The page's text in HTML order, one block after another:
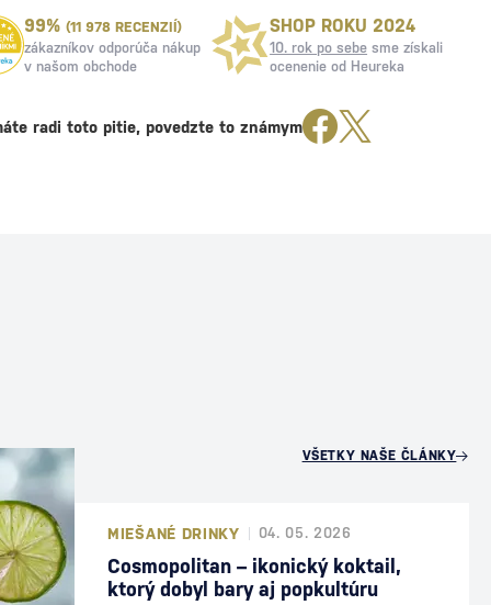
99% (11 978 RECENZIÍ)
zákazníkov odporúča nákup
v našom obchode
SHOP ROKU 2024
10. rok po sebe sme získali
ocenenie od Heureka
radi toto pitie, povedzte to známym
MIEŠANÉ DRINKY 04. 05. 2026
Cosmopolitan – ikonický koktail,
ktorý dobyl bary aj popkultúru
VŠETKY NAŠE ČLÁNKY